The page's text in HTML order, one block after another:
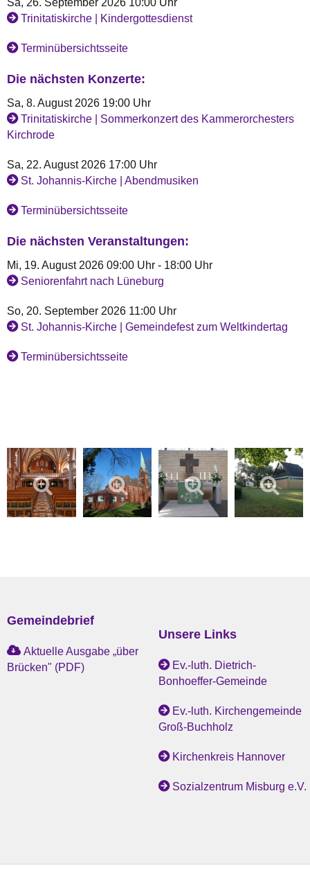
Sa, 26. September 2026 10:00 Uhr
Trinitatiskirche | Kindergottesdienst
Terminübersichtsseite
Die nächsten Konzerte:
Sa, 8. August 2026 19:00 Uhr
Trinitatiskirche | Sommerkonzert des Kammerorchesters
Kirchrode
Sa, 22. August 2026 17:00 Uhr
St. Johannis-Kirche | Abendmusiken
Terminübersichtsseite
Die nächsten Veranstaltungen:
Mi, 19. August 2026 09:00 Uhr - 18:00 Uhr
Seniorenfahrt nach Lüneburg
So, 20. September 2026 11:00 Uhr
St. Johannis-Kirche | Gemeindefest zum Weltkindertag
Terminübersichtsseite
Gemeindebrief
Aktuelle Ausgabe „über
Brücken" (PDF)
Unsere Links
Ev.-luth. Dietrich-
Bonhoeffer-Gemeinde
Ev.-luth. Kirchengemeinde
Groß-Buchholz
Kirchenkreis Hannover
Sozialzentrum Misburg e.V.